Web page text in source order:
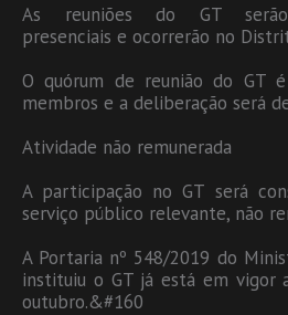
As reuniões do GT serão,
presenciais e ocorrerão no
O quórum de reunião do GT
membros e a deliberação será
Atividade não remunerada
A participação no GT será
serviço público relevante, não
A Portaria nº 548/2019 do
instituiu o GT já está em vigor
outubro.&#160